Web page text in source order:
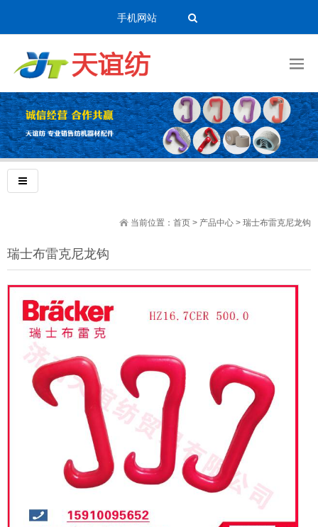
手机网站
当前位置： 首页 > 产品中心 > 瑞士布雷克尼龙钩
瑞士布雷克尼龙钩